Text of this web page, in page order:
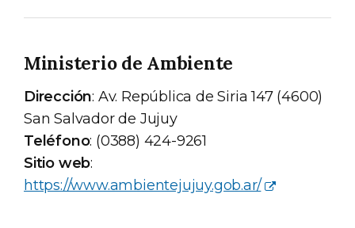
Ministerio de Ambiente
Dirección: Av. República de Siria 147 (4600)
San Salvador de Jujuy
Teléfono: (0388) 424-9261
Sitio web:
https://www.ambientejujuy.gob.ar/